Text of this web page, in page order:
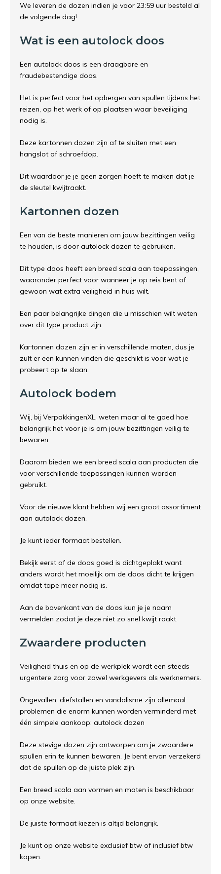
We leveren de dozen indien je voor 23:59 uur besteld al
de volgende dag!
Wat is een autolock doos
Een autolock doos is een draagbare en
fraudebestendige doos.
Het is perfect voor het opbergen van spullen tijdens het
reizen, op het werk of op plaatsen waar beveiliging
nodig is.
Deze kartonnen dozen zijn af te sluiten met een
hangslot of schroefdop.
Dit waardoor je je geen zorgen hoeft te maken dat je
de sleutel kwijtraakt.
Kartonnen dozen
Een van de beste manieren om jouw bezittingen veilig
te houden, is door autolock dozen te gebruiken.
Dit type doos heeft een breed scala aan toepassingen,
waaronder perfect voor wanneer je op reis bent of
gewoon wat extra veiligheid in huis wilt.
Een paar belangrijke dingen die u misschien wilt weten
over dit type product zijn:
Kartonnen dozen zijn er in verschillende maten, dus je
zult er een kunnen vinden die geschikt is voor wat je
probeert op te slaan.
Autolock bodem
Wij, bij VerpakkingenXL, weten maar al te goed hoe
belangrijk het voor je is om jouw bezittingen veilig te
bewaren.
Daarom bieden we een breed scala aan producten die
voor verschillende toepassingen kunnen worden
gebruikt.
Voor de nieuwe klant hebben wij een groot assortiment
aan autolock dozen.
Je kunt ieder formaat bestellen.
Bekijk eerst of de doos goed is dichtgeplakt want
anders wordt het moeilijk om de doos dicht te krijgen
omdat tape meer nodig is.
Aan de bovenkant van de doos kun je je naam
vermelden zodat je deze niet zo snel kwijt raakt.
Zwaardere producten
Veiligheid thuis en op de werkplek wordt een steeds
urgentere zorg voor zowel werkgevers als werknemers.
Ongevallen, diefstallen en vandalisme zijn allemaal
problemen die enorm kunnen worden verminderd met
één simpele aankoop: autolock dozen
Deze stevige dozen zijn ontworpen om je zwaardere
spullen erin te kunnen bewaren. Je bent ervan verzekerd
dat de spullen op de juiste plek zijn.
Een breed scala aan vormen en maten is beschikbaar
op onze website.
De juiste formaat kiezen is altijd belangrijk.
Je kunt op onze website exclusief btw of inclusief btw
kopen.